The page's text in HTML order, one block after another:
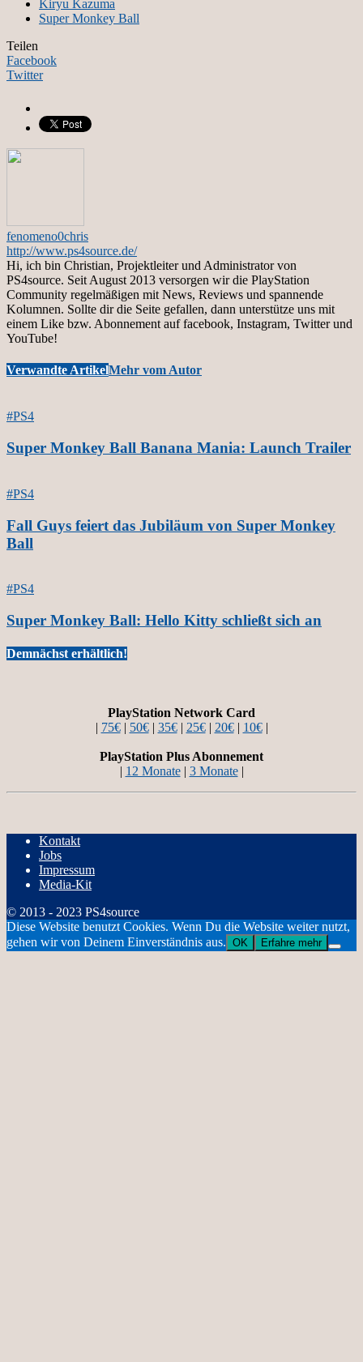
Kiryu Kazuma
Super Monkey Ball
Teilen
Facebook
Twitter
fenomeno0chris
http://www.ps4source.de/
Hi, ich bin Christian, Projektleiter und Administrator von
PS4source. Seit August 2013 versorgen wir die PlayStation
Community regelmäßigen mit News, Reviews und spannende
Kolumnen. Sollte dir die Seite gefallen, dann unterstütze uns mit
einem Like bzw. Abonnement auf facebook, Instagram, Twitter und
YouTube!
Verwandte ArtikelMehr vom Autor
#PS4
Super Monkey Ball Banana Mania: Launch Trailer
#PS4
Fall Guys feiert das Jubiläum von Super Monkey
Ball
#PS4
Super Monkey Ball: Hello Kitty schließt sich an
Demnächst erhältlich!
PlayStation Network Card
75€| 50€| 35€| 25€| 20€| 10€|
PlayStation Plus Abonnement
12 Monate| 3 Monate|
Kontakt
Jobs
Impressum
Media-Kit
© 2013 - 2023 PS4source
Diese Website benutzt Cookies. Wenn Du die Website weiter nutzt,
gehen wir von Deinem Einverständnis aus. OK Erfahre mehr